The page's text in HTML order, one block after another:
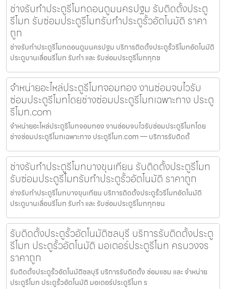
ช่างรับทำประตูรีโมทดอนตูมนครปฐม รับติดตั้งประตู
รีโมท รับซ่อมประตูรีโมทรับทำประตูรั้วอัตโนมัติ ราคา
ถูก
ช่างรับทำประตูรีโมทดอนตูมนครปฐม บริการติดตั้งประตูรั้วรีโมทอัตโนมัติ
ประตูบานเลื่อนรีโมท รับทำ และ รับซ่อมประตูรีโมททุกช
จำหน่ายอะไหล่ประตูรีโมทจอมทอง งานซ่อมจบไวรับ
ซ่อมประตูรีโมทโดยช่างซ่อมประตูรีโมทเฉพาะทาง ประตู
รีโมท.com
จำหน่ายอะไหล่ประตูรีโมทจอมทอง งานซ่อมจบไวรับซ่อมประตูรีโมทโดย
ช่างซ่อมประตูรีโมทเฉพาะทาง ประตูรีโมท.com — บริการรับติดตั้
ช่างรับทำประตูรีโมทบางขุนเทียน รับติดตั้งประตูรีโมท
รับซ่อมประตูรีโมทรับทำประตูรั้วอัตโนมัติ ราคาถูก
ช่างรับทำประตูรีโมทบางขุนเทียน บริการติดตั้งประตูรั้วรีโมทอัตโนมัติ
ประตูบานเลื่อนรีโมท รับทำ และ รับซ่อมประตูรีโมททุกชน
รับติดตั้งประตูรั้วอัตโนมัติชลบุรี บริการรับติดตั้งประตู
รีโมท ประตูรั้วอัตโนมัติ มอเตอร์ประตูรีโมท ครบวงจร
ราคาถูก
รับติดตั้งประตูรั้วอัตโนมัติชลบุรี บริการรับติดตั้ง ซ่อมแซม และ จำหน่าย
ประตูรีโมท ประตูรั้วอัตโนมัติ มอเตอร์ประตูรีโมท ร